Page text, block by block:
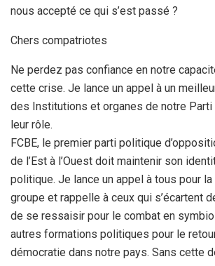
nous accepté ce qui s’est passé ?
Chers compatriotes
Ne perdez pas confiance en notre
cette crise. Je lance un appel à un
des Institutions et organes de notre Parti
leur rôle.
FCBE, le premier parti politique
de l’Est à l’Ouest doit maintenir son
politique. Je lance un appel à tous pour
groupe et rappelle à ceux qui s’écartent
de se ressaisir pour le combat en
autres formations politiques pour le
démocratie dans notre pays. Sans cette